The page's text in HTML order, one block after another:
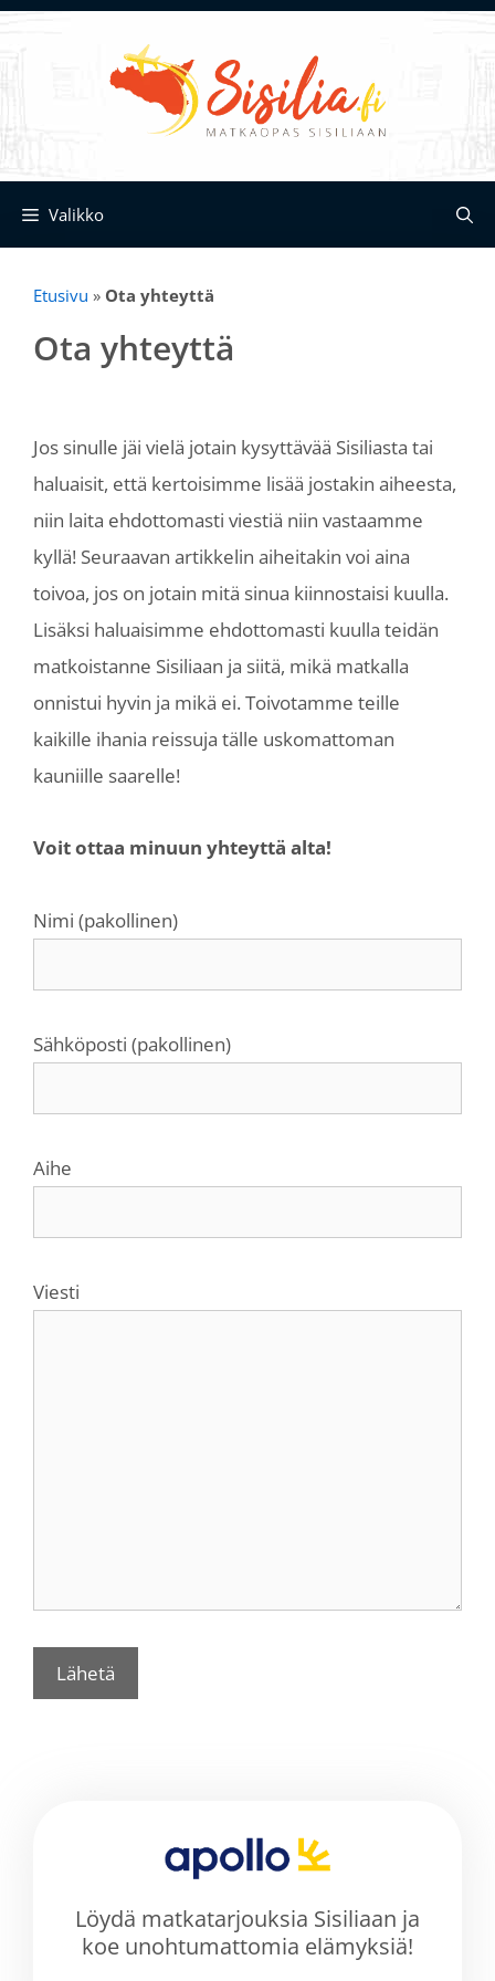
sisältöön
Valikko
Etusivu » Ota yhteyttä
Ota yhteyttä
Jos sinulle jäi vielä jotain kysyttävää Sisiliasta tai
haluaisit, että kertoisimme lisää jostakin aiheesta,
niin laita ehdottomasti viestiä niin vastaamme
kyllä! Seuraavan artikkelin aiheitakin voi aina
toivoa, jos on jotain mitä sinua kiinnostaisi kuulla.
Lisäksi haluaisimme ehdottomasti kuulla teidän
matkoistanne Sisiliaan ja siitä, mikä matkalla
onnistui hyvin ja mikä ei. Toivotamme teille
kaikille ihania reissuja tälle uskomattoman
kauniille saarelle!
Voit ottaa minuun yhteyttä alta!
Nimi (pakollinen)
Sähköposti (pakollinen)
Aihe
Viesti
Löydä matkatarjouksia Sisiliaan ja
koe unohtumattomia elämyksiä!